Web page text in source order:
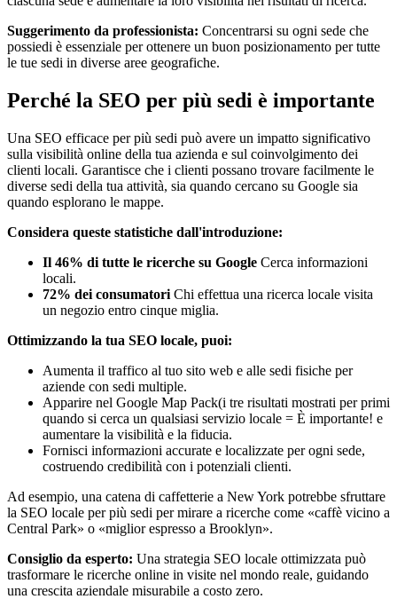
Suggerimento da professionista: Concentrarsi su ogni sede che
possiedi è essenziale per ottenere un buon posizionamento per tutte
le tue sedi in diverse aree geografiche.
Perché la SEO per più sedi è importante
Una SEO efficace per più sedi può avere un impatto significativo
sulla visibilità online della tua azienda e sul coinvolgimento dei
clienti locali. Garantisce che i clienti possano trovare facilmente le
diverse sedi della tua attività, sia quando cercano su Google sia
quando esplorano le mappe.
Considera queste statistiche dall'introduzione:
Il 46% di tutte le ricerche su Google Cerca informazioni
locali.
72% dei consumatori Chi effettua una ricerca locale visita
un negozio entro cinque miglia.
Ottimizzando la tua SEO locale, puoi:
Aumenta il traffico al tuo sito web e alle sedi fisiche per
aziende con sedi multiple.
Apparire nel Google Map Pack(i tre risultati mostrati per primi
quando si cerca un qualsiasi servizio locale = È importante! e
aumentare la visibilità e la fiducia.
Fornisci informazioni accurate e localizzate per ogni sede,
costruendo credibilità con i potenziali clienti.
Ad esempio, una catena di caffetterie a New York potrebbe sfruttare
la SEO locale per più sedi per mirare a ricerche come «caffè vicino a
Central Park» o «miglior espresso a Brooklyn».
Consiglio da esperto: Una strategia SEO locale ottimizzata può
trasformare le ricerche online in visite nel mondo reale, guidando
una crescita aziendale misurabile a costo zero.